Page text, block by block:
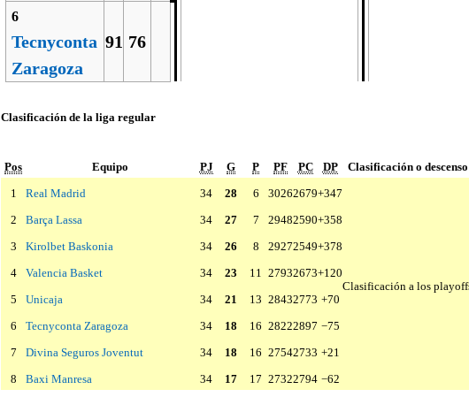
6
Tecnyconta
Zaragoza
91 76
Clasificación de la liga regular
Pos Equipo PJ G P PF PC DP
Clasificación o descenso
1
Real Madrid 34 28 6 30262679+347
Clasificación a los
2 Barça Lassa 34 27 7 29482590+358
3
Kirolbet Baskonia 34 26 8 29272549+378
4
Valencia Basket 34 23 11 27932673+120
5
Unicaja 34 21 13 28432773 +70
6
Tecnyconta Zaragoza 34 18 16 28222897 −75
7
Divina Seguros Joventut 34 18 16 27542733 +21
8
Baxi Manresa 34 17 17 27322794 −62